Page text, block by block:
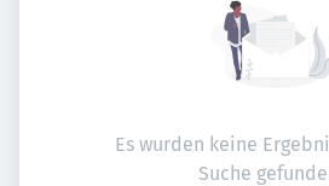
Es wurden keine
Suche